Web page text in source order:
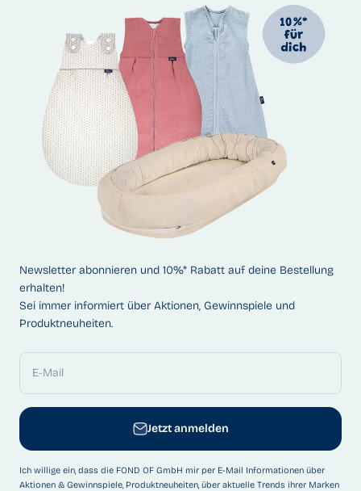
Newsletter abonnieren und 10%* Rabatt auf deine Bestellung
erhalten!
Sei immer informiert über Aktionen, Gewinnspiele und
Produktneuheiten.
E-Mail
Jetzt anmelden
Ich willige ein, dass die FOND OF GmbH mir per E-Mail Informationen über
Aktionen & Gewinnspiele, Produktneuheiten, über aktuelle Trends ihrer Marken